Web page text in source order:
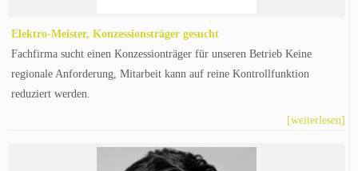
Elektro-Meister, Konzessionsträger gesucht
Fachfirma sucht einen Konzessionträger für unseren Betrieb Keine
regionale Anforderung, Mitarbeit kann auf reine Kontrollfunktion
reduziert werden.
[weiterlesen]